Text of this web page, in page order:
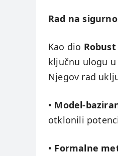
Rad na
Kao dio
ključnu ulogu
Njegov rad
• Model-
otklonili
• Formalne